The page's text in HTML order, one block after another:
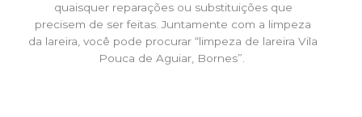
quaisquer reparações ou substituições que
precisem de ser feitas. Juntamente com a limpeza
da lareira, você pode procurar “limpeza de lareira Vila
Pouca de Aguiar, Bornes”.